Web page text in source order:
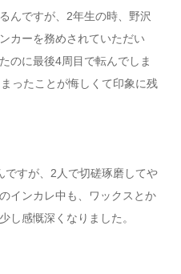
んですが、2年生の時、野沢
カーを務めされていただい
のに最後4周目で転んでしま
ったことが悔しくて印象に残
ですが、2人で切磋琢磨してや
インカレ中も、ワックスとか
し感慨深くなりました。